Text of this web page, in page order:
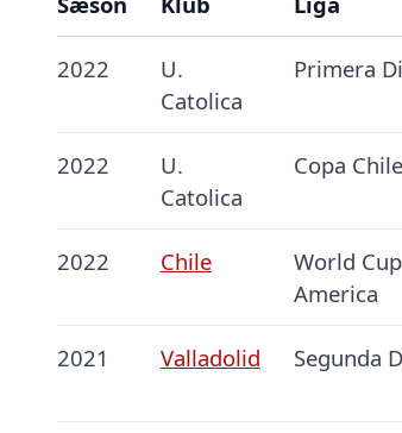
2022
U.
Catolica
Primera
2022
U.
Catolica
Copa Chile
2022 Chile
World
America
2021 Valladolid Segunda